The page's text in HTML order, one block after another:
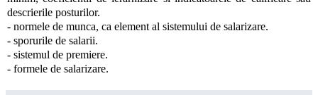
descrierile posturilor.
- normele de munca, ca element al sistemului de salarizare.
- sporurile de salarii.
- sistemul de premiere.
- formele de salarizare.